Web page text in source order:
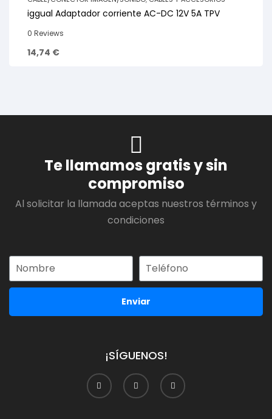
iggual Adaptador corriente AC-DC 12V 5A TPV
0 Reviews
14,74 €
Te llamamos gratis y sin
compromiso
Al solicitar la llamada aceptas nuestros términos y
condiciones
Enviar
¡SÍGUENOS!